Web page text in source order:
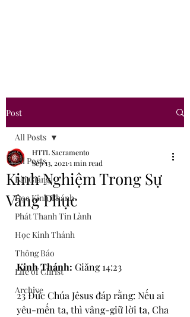
Post
All Posts
Bài Giảng
Đọc Kinh Thánh
Phát Thanh Tin Lành
Học Kinh Thánh
Thông Báo
Life of Christ
Archive
All Posts
Kinh Nghiệm Trong Sự
Vâng Phục
HTTL Sacramento
Sep 13, 2021 1 min read
Kinh Thánh: Giăng 14:23
23 Đức Chúa Jêsus đáp rằng: Nếu ai
yêu-mến ta, thì vâng-giữ lời ta, Cha